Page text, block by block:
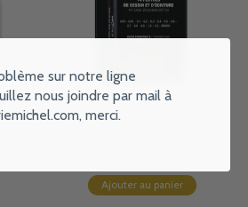
6+1
UNI-BALL Boite métal noir de
Ajouter au panier
sur notre ligne
nous joindre par mail à
, merci.